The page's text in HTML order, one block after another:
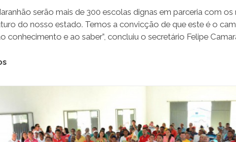
serão mais de 300 escolas dignas em parceria com
do nosso estado. Temos a convicção de que este é o
conhecimento e ao saber”, concluiu o secretário Felipe